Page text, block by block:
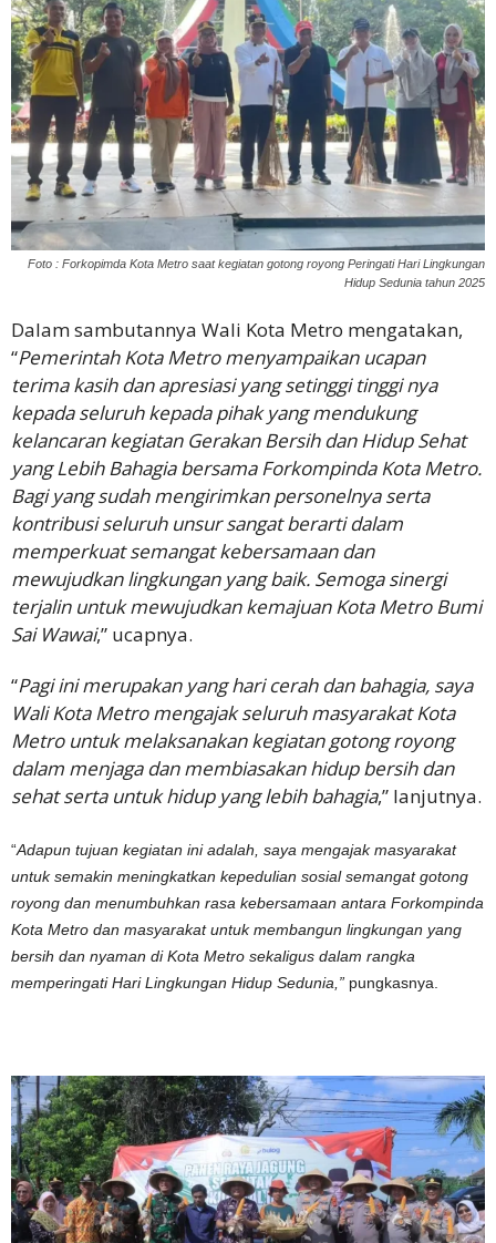
Foto : Forkopimda Kota Metro saat kegiatan gotong royong Peringati Hari Lingkungan
Hidup Sedunia tahun 2025
Dalam sambutannya Wali Kota Metro mengatakan,
“Pemerintah Kota Metro menyampaikan ucapan
terima kasih dan apresiasi yang setinggi tinggi nya
kepada seluruh kepada pihak yang mendukung
kelancaran kegiatan Gerakan Bersih dan Hidup Sehat
yang Lebih Bahagia bersama Forkompinda Kota Metro.
Bagi yang sudah mengirimkan personelnya serta
kontribusi seluruh unsur sangat berarti dalam
memperkuat semangat kebersamaan dan
mewujudkan lingkungan yang baik. Semoga sinergi
terjalin untuk mewujudkan kemajuan Kota Metro Bumi
Sai Wawai,” ucapnya.
“Pagi ini merupakan yang hari cerah dan bahagia, saya
Wali Kota Metro mengajak seluruh masyarakat Kota
Metro untuk melaksanakan kegiatan gotong royong
dalam menjaga dan membiasakan hidup bersih dan
sehat serta untuk hidup yang lebih bahagia,” lanjutnya.
“Adapun tujuan kegiatan ini adalah, saya mengajak masyarakat
untuk semakin meningkatkan kepedulian sosial semangat gotong
royong dan menumbuhkan rasa kebersamaan antara Forkompinda
Kota Metro dan masyarakat untuk membangun lingkungan yang
bersih dan nyaman di Kota Metro sekaligus dalam rangka
memperingati Hari Lingkungan Hidup Sedunia,” pungkasnya.